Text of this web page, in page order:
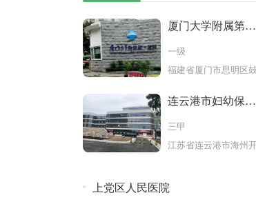
厦门大学附属第一
一级
连云港市妇幼保健
三甲
上党区人民医院